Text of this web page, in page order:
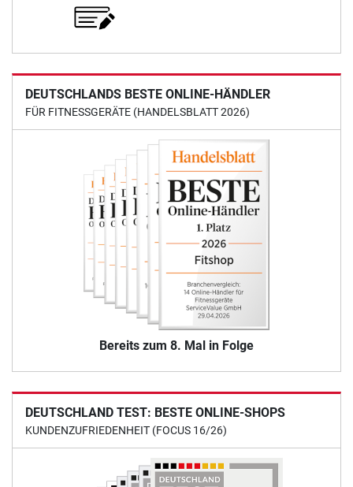
DEUTSCHLANDS BESTE ONLINE-HÄNDLER
FÜR FITNESSGERÄTE (HANDELSBLATT 2026)
Bereits zum 8. Mal in Folge
DEUTSCHLAND TEST: BESTE ONLINE-SHOPS
KUNDENZUFRIEDENHEIT (FOCUS 16/26)